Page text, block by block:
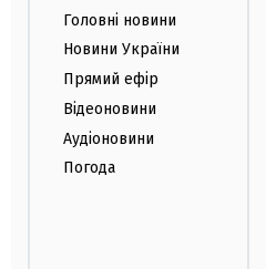
Головні новини
Новини України
Прямий ефір
Відеоновини
Аудіоновини
Погода